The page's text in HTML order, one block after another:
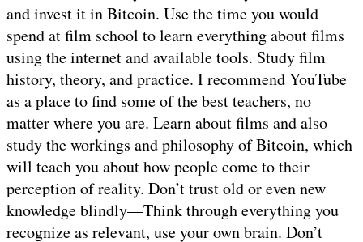
and invest it in Bitcoin. Use the time you would
spend at film school to learn everything about films
using the internet and available tools. Study film
history, theory, and practice. I recommend YouTube
as a place to find some of the best teachers, no
matter where you are. Learn about films and also
study the workings and philosophy of Bitcoin, which
will teach you about how people come to their
perception of reality. Don’t trust old or even new
knowledge blindly—Think through everything you
recognize as relevant, use your own brain. Don’t